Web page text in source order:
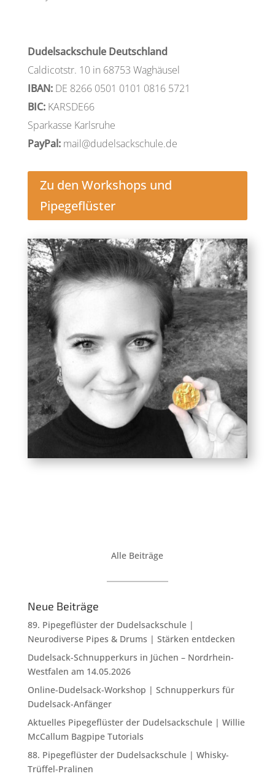
Dudelsackschule Deutschland
Caldicotstr. 10 in 68753 Waghäusel
IBAN:DE 8266 0501 0101 0816 5721
BIC:KARSDE66
Sparkasse Karlsruhe
PayPal:mail@dudelsackschule.de
Zu den Workshops und
Pipegeflüster
Alle Beiträge
Neue Beiträge
89. Pipegeflüster der Dudelsackschule |
Neurodiverse Pipes & Drums | Stärken entdecken
Dudelsack-Schnupperkurs in Jüchen – Nordrhein-
Westfalen am 14.05.2026
Online-Dudelsack-Workshop | Schnupperkurs für
Dudelsack-Anfänger
Aktuelles Pipegeflüster der Dudelsackschule | Willie
McCallum Bagpipe Tutorials
88. Pipegeflüster der Dudelsackschule | Whisky-
Trüffel-Pralinen